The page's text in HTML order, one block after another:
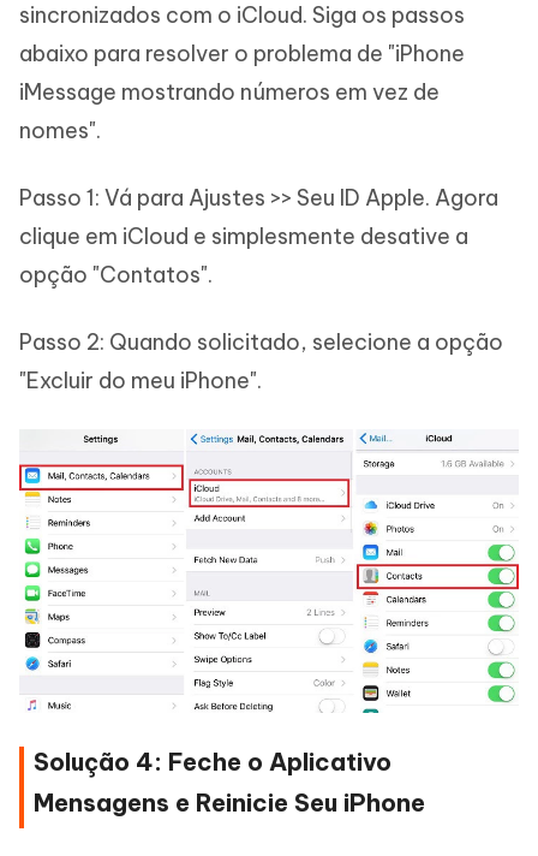
sincronizados com o iCloud. Siga os passos
abaixo para resolver o problema de "iPhone
iMessage mostrando números em vez de
nomes".
Passo 1: Vá para Ajustes >> Seu ID Apple. Agora
clique em iCloud e simplesmente desative a
opção "Contatos".
Passo 2: Quando solicitado, selecione a opção
"Excluir do meu iPhone".
Solução 4: Feche o Aplicativo
Mensagens e Reinicie Seu iPhone